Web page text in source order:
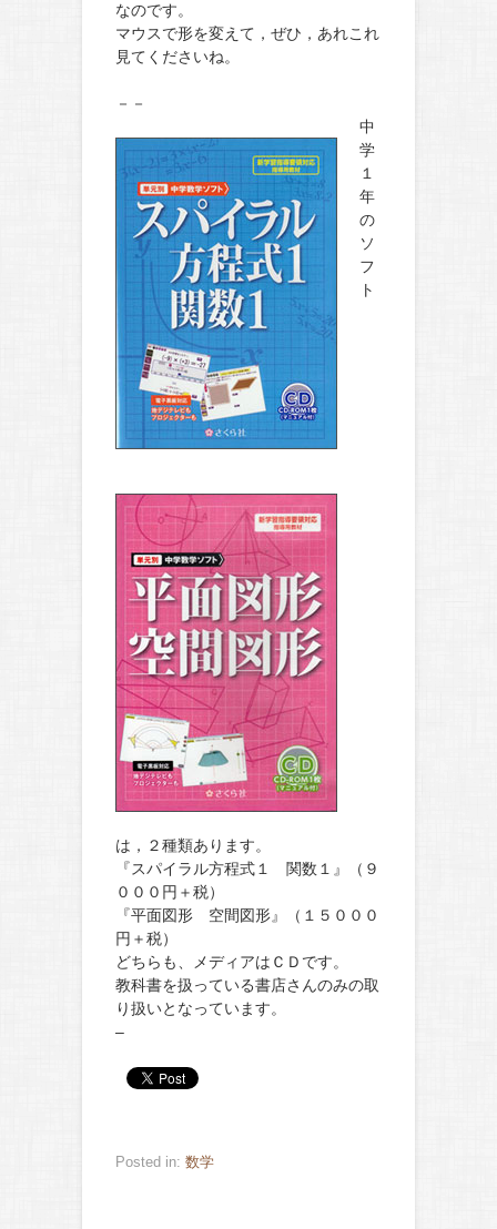
なのです。
マウスで形を変えて，ぜひ，あれこれ
見てくださいね。
－－
中
学
１
年
の
ソ
フ
ト
は，２種類あります。
『スパイラル方程式１ 関数１』（９
０００円＋税）
『平面図形 空間図形』（１５０００
円＋税）
どちらも、メディアはＣＤです。
教科書を扱っている書店さんのみの取
り扱いとなっています。
–
Posted in: 数学